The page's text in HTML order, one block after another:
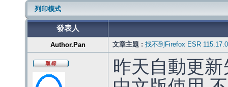
列印模式
發表人
Author.Pan 文章主題 : 找不到Firefox ESR
昨天自動更